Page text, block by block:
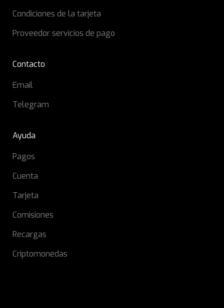
Condiciones de la tarjeta
Proveedor servicios de pago
Contacto
Email
Telegram
Ayuda
Pagos
Cuenta
Tarjeta
Comisiones
Recargas
Criptomonedas